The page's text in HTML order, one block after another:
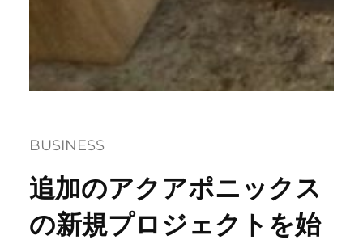
BUSINESS
追加のアクアポニックス
の新規プロジェクトを始